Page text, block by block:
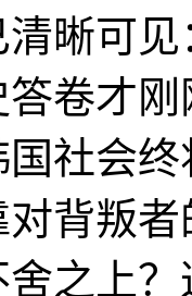
晰可
卷才
社会
背叛
之上